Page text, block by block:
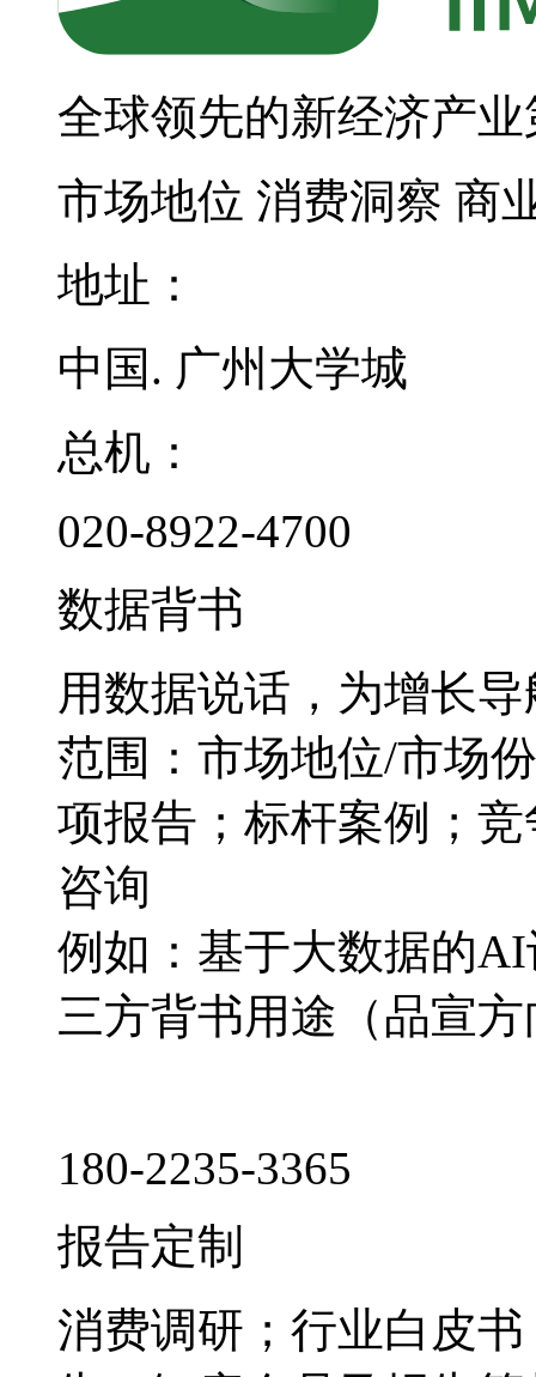
全球领先的新经济产
市场地位 消费洞察 商
地址：
中国. 广州大学城
总机：
020-8922-4700
数据背书
用数据说话，为增长导
范围：市场地位/市场
项报告；标杆案例；
咨询
例如：基于大数据的
三方背书用途（品宣
180-2235-3365
报告定制
消费调研；行业白皮